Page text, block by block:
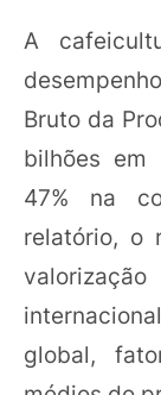
A
Bruto da
bilhões em
47% na
relatório, o
global,